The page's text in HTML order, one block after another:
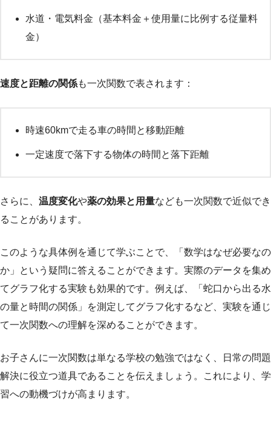
水道・電気料金（基本料金＋使用量に比例する従量料
金）
速度と距離の関係も一次関数で表されます：
時速60kmで走る車の時間と移動距離
一定速度で落下する物体の時間と落下距離
さらに、 温度変化や薬の効果と用量なども一次関数で近似でき
ることがあります。
このような具体例を通じて学ぶことで、「数学はなぜ必要なの
か」という疑問に答えることができます。実際のデータを集め
てグラフ化する実験も効果的です。例えば、「蛇口から出る水
の量と時間の関係」を測定してグラフ化するなど、実験を通じ
て一次関数への理解を深めることができます。
お子さんに一次関数は単なる学校の勉強ではなく、日常の問題
解決に役立つ道具であることを伝えましょう。これにより、学
習への動機づけが高まります。